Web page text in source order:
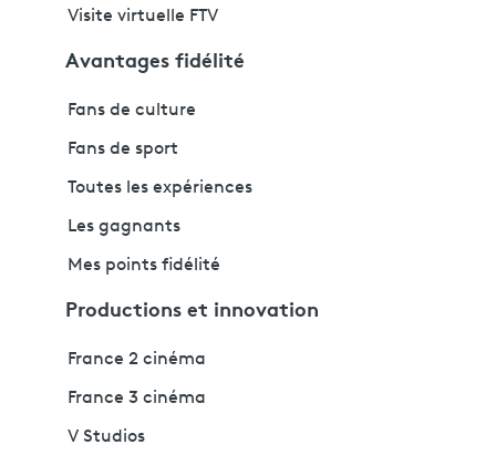
Visite virtuelle FTV
Avantages fidélité
Fans de culture
Fans de sport
Toutes les expériences
Les gagnants
Mes points fidélité
Productions et innovation
France 2 cinéma
France 3 cinéma
V Studios